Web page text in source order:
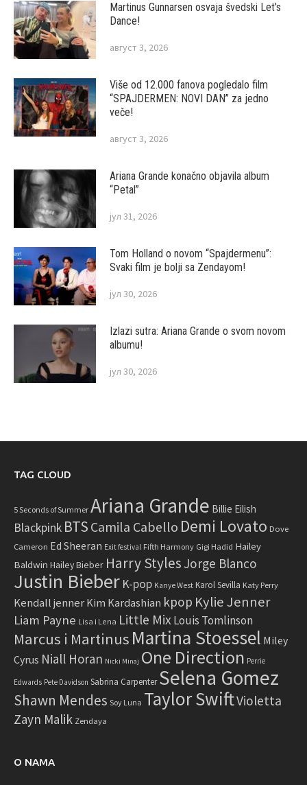
Martinus Gunnarsen osvaja švedski Let’s
Dance!
август 3, 2026
Više od 12.000 fanova pogledalo film
“SPAJDERMEN: NOVI DAN” za jedno
veče!
август 3, 2026
Ariana Grande konačno objavila album
“Petal”
јул 31, 2026
Tom Holland o novom “Spajdermenu”:
Svaki film je bolji sa Zendayom!
јул 30, 2026
Izlazi sutra: Ariana Grande o svom novom
albumu!
јул 30, 2026
TAG CLOUD
5 Seconds of Summer Ariana Grande Billie Eilish
Blackpink BTS Camila Cabello Demi Lovato Dove
Cameron Ed Sheeran Exit festival Fifth Harmony Gigi Hadid Hailey
Baldwin Hailey Bieber Harry Styles Jorge Blanco
Justin Bieber K-pop Kanye West Karol Sevilla Katy Perry
Kendall jenner Kim Kardashian kpop Kylie Jenner
Liam Payne Lisa i Lena Little MixLouis Tomlinson
Marcus i Martinus Martina Stoessel Miley
Cyrus Niall Horan Nicki Minaj One Direction Perrie
Edwards Pete Davidson Sabrina Carpenter Selena Gomez
Shawn Mendes Soy Luna Taylor SwiftVioletta
Zayn Malik Zendaya
O NAMA